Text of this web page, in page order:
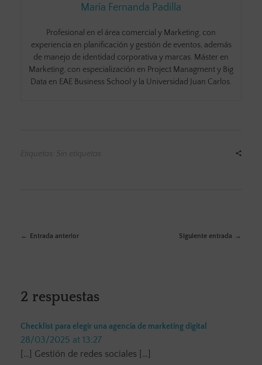
María Fernanda Padilla
Profesional en el área comercial y Marketing, con
experiencia en planificación y gestión de eventos, además
de manejo de identidad corporativa y marcas. Máster en
Marketing, con especialización en Project Managment y Big
Data en EAE Business School y la Universidad Juan Carlos.
Etiquetas: Sin etiquetas
Entrada anterior Siguiente entrada
2 respuestas
Checklist para elegir una agencia de marketing digital
28/03/2025 at 13:27
[…] Gestión de redes sociales […]